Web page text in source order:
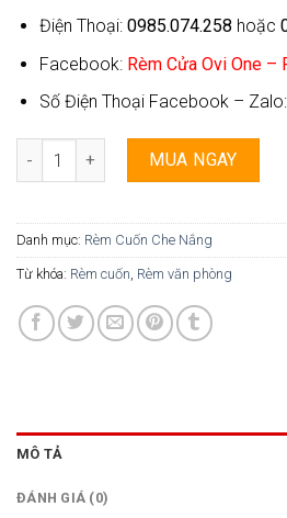
Điện Thoại: 0985.074.258 hoặc
Facebook: Rèm Cửa Ovi One –
Số Điện Thoại Facebook – Zalo:
Rèm Cuốn Ovi One - 041 số lượng
MUA NGAY
Danh mục: Rèm Cuốn Che Nắng
Từ khóa: Rèm cuốn Rèm văn phòng
MÔ TẢ
ĐÁNH GIÁ (0)